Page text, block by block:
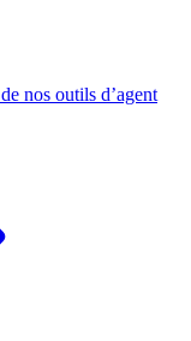
nos outils d’agent